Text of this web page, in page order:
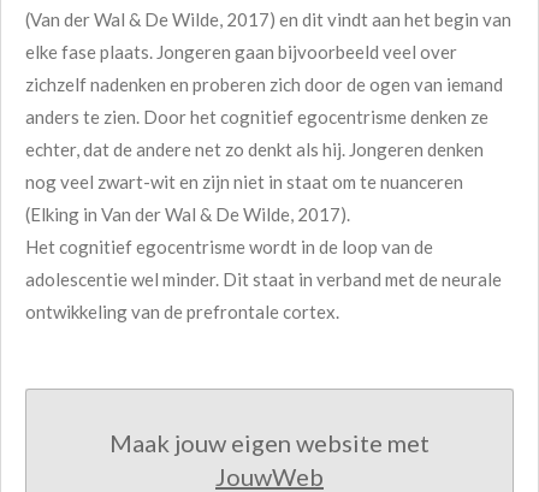
(Van der Wal & De Wilde, 2017) en dit vindt aan het begin van
elke fase plaats. Jongeren gaan bijvoorbeeld veel over
zichzelf nadenken en proberen zich door de ogen van iemand
anders te zien. Door het cognitief egocentrisme denken ze
echter, dat de andere net zo denkt als hij. Jongeren denken
nog veel zwart-wit en zijn niet in staat om te nuanceren
(Elking in Van der Wal & De Wilde, 2017).
Het cognitief egocentrisme wordt in de loop van de
adolescentie wel minder. Dit staat in verband met de neurale
ontwikkeling van de prefrontale cortex.
Maak jouw eigen website met
JouwWeb